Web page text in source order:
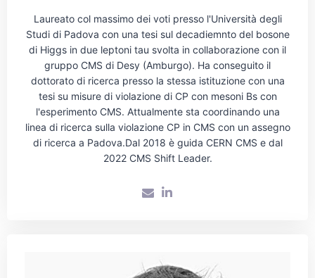
Laureato col massimo dei voti presso l'Università degli
Studi di Padova con una tesi sul decadiemnto del bosone
di Higgs in due leptoni tau svolta in collaborazione con il
gruppo CMS di Desy (Amburgo). Ha conseguito il
dottorato di ricerca presso la stessa istituzione con una
tesi su misure di violazione di CP con mesoni Bs con
l'esperimento CMS. Attualmente sta coordinando una
linea di ricerca sulla violazione CP in CMS con un assegno
di ricerca a Padova.Dal 2018 è guida CERN CMS e dal
2022 CMS Shift Leader.